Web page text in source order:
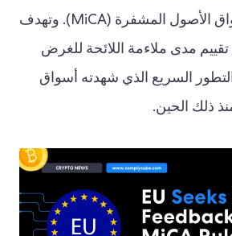
آلية عمل لائحة أسواق الأصول المشفرة (MiCA). وتهدف
مدى ملاءمة اللائحة للغرض
السريع الذي شهدته أسواق
ذلك الحين.